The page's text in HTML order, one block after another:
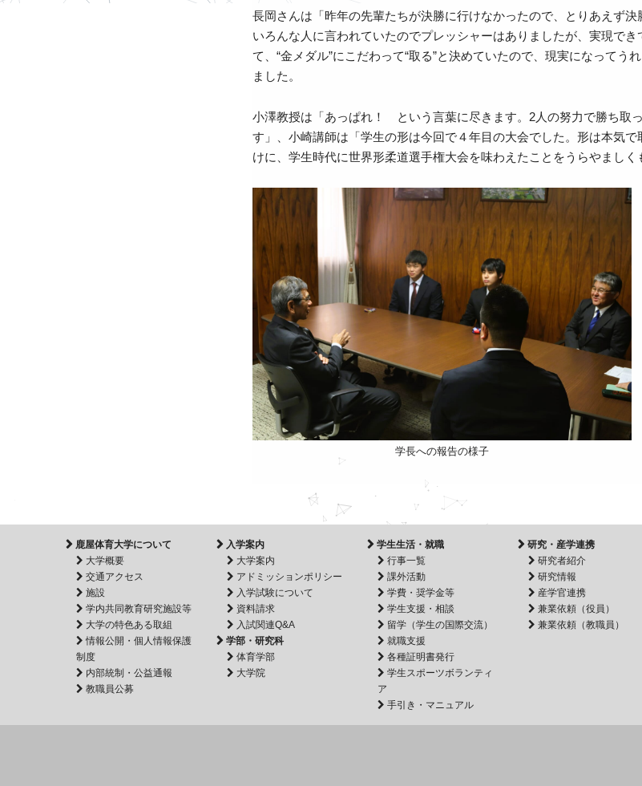
長岡さんは「昨年の先輩たちが決勝に行けなかったので、とりあえず
いろんな人に言われていたのでプレッシャーはありましたが、実現で
て、“金メダル”にこだわって“取る”と決めていたので、現実になって
ました。
小澤教授は「あっぱれ！ という言葉に尽きます。2人の努力で勝ち取
す」、小崎講師は「学生の形は今回で４年目の大会でした。形は本気
けに、学生時代に世界形柔道選手権大会を味わえたことをうらやまし
学長への報告の様子
鹿屋体育大学について
大学概要
交通アクセス
施設
学内共同教育研究施設等
大学の特色ある取組
情報公開・個人情報保護
制度
内部統制・公益通報
教職員公募
入学案内
大学案内
アドミッションポリシー
入学試験について
資料請求
入試関連Q&A
学部・研究科
体育学部
大学院
学生生活・就職
行事一覧
課外活動
学費・奨学金等
学生支援・相談
留学（学生の国際交流）
就職支援
各種証明書発行
学生スポーツボランティ
ア
手引き・マニュアル
研究・産学連携
研究者紹介
研究情報
産学官連携
兼業依頼（役員）
兼業依頼（教職員）